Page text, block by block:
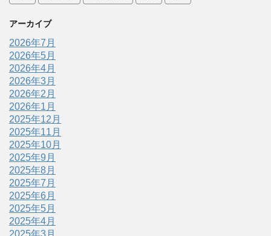
アーカイブ
2026年7月
2026年5月
2026年4月
2026年3月
2026年2月
2026年1月
2025年12月
2025年11月
2025年10月
2025年9月
2025年8月
2025年7月
2025年6月
2025年5月
2025年4月
2025年3月